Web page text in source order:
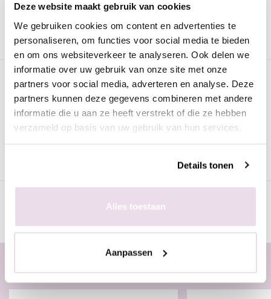
Deze website maakt gebruik van cookies
We gebruiken cookies om content en advertenties te
personaliseren, om functies voor social media te bieden
en om ons websiteverkeer te analyseren. Ook delen we
informatie over uw gebruik van onze site met onze
partners voor social media, adverteren en analyse. Deze
partners kunnen deze gegevens combineren met andere
informatie die u aan ze heeft verstrekt of die ze hebben
verzameld op basis van uw gebruik van hun services.
Details tonen
Alles toestaan
Aanpassen
Advies nodig? WhatsApp met onze specialisten
Omschrijving
Urban Nails Pure Paint Koningsblauw Donker
Hooggepigmenteerde acrylverf van professionele kwaliteit in de
kleur koningsblauw donker.
met verschillende technieken, bijvoorbeeld One Stroke.
Gerelateerde producten